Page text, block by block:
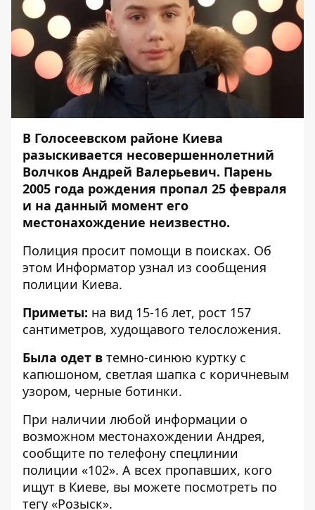
В Голосеевском районе Киева
разыскивается несовершеннолетний
Волчков Андрей Валерьевич. Парень
2005 года рождения пропал 25 февраля
и на данный момент его
местонахождение неизвестно.
Полиция просит помощи в поисках. Об
этом Информатор узнал из сообщения
полиции Киева.
Приметы: на вид 15-16 лет, рост 157
сантиметров, худощавого телосложения.
Была одет в темно-синюю куртку с
капюшоном, светлая шапка с коричневым
узором, черные ботинки.
При наличии любой информации о
возможном местонахождении Андрея,
сообщите по телефону спецлинии
полиции «102». А всех пропавших, кого
ищут в Киеве, вы можете посмотреть по
тегу «Розыск».